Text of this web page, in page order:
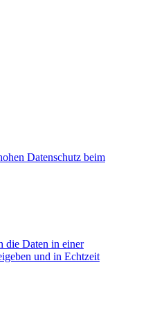
Datenschutz beim
die Daten in einer
und in Echtzeit